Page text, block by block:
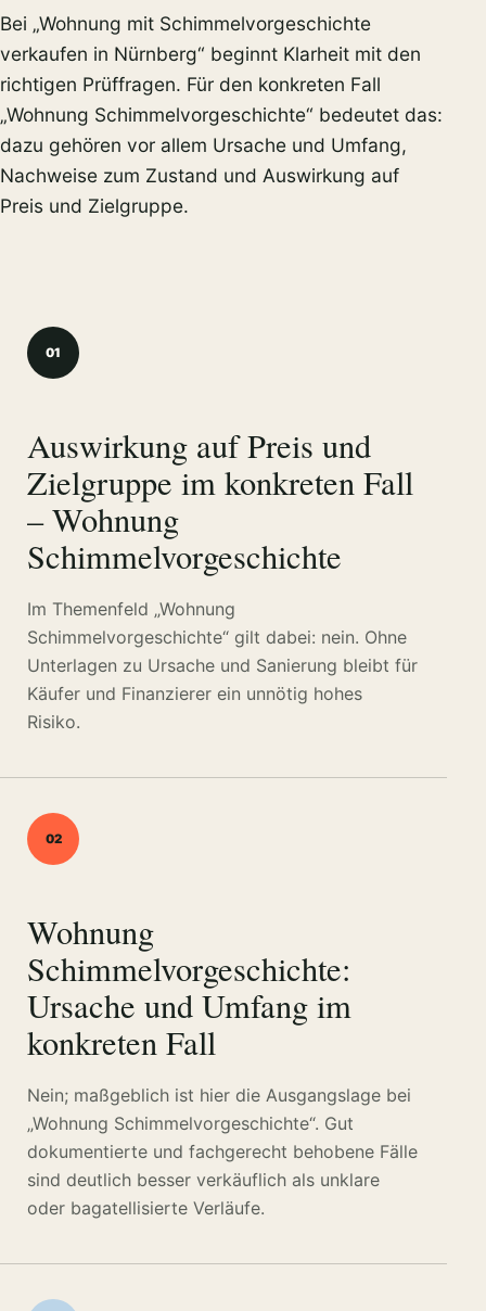
Bei „Wohnung mit Schimmelvorgeschichte
verkaufen in Nürnberg“ beginnt Klarheit mit den
richtigen Prüffragen. Für den konkreten Fall
„Wohnung Schimmelvorgeschichte“ bedeutet das:
dazu gehören vor allem Ursache und Umfang,
Nachweise zum Zustand und Auswirkung auf
Preis und Zielgruppe.
01
Auswirkung auf Preis und
Zielgruppe im konkreten Fall
– Wohnung
Schimmelvorgeschichte
Im Themenfeld „Wohnung
Schimmelvorgeschichte“ gilt dabei: nein. Ohne
Unterlagen zu Ursache und Sanierung bleibt für
Käufer und Finanzierer ein unnötig hohes
Risiko.
02
Wohnung
Schimmelvorgeschichte:
Ursache und Umfang im
konkreten Fall
Nein; maßgeblich ist hier die Ausgangslage bei
„Wohnung Schimmelvorgeschichte“. Gut
dokumentierte und fachgerecht behobene Fälle
sind deutlich besser verkäuflich als unklare
oder bagatellisierte Verläufe.